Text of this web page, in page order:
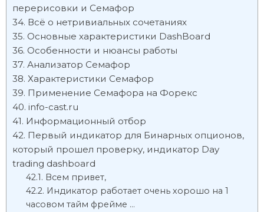
перерисовки и Семафор
Всё о нетривиальных сочетаниях
Основные характеристики DashBoard
Особенности и нюансы работы
Анализатор Семафор
Характеристики Семафор
Применение Семафора на Форекс
info-cast.ru
Информационный отбор
Первый индикатор для Бинарных опционов,
который прошел проверку, индикатор Day
trading dashboard
Всем привет,
Индикатор работает очень хорошо на 1
часовом тайм фрейме …